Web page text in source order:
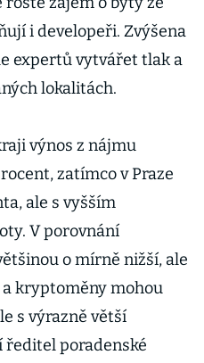
i developeři. Zvýšena
expertů vytvářet tlak a
lokalitách.
výnos z nájmu
zatímco v Praze
ale s vyšším
V porovnání
o mírně nižší, ale
kryptoměny mohou
s výrazně větší
ředitel poradenské